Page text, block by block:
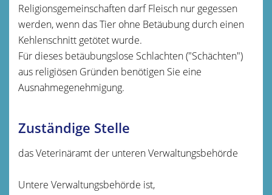
Religionsgemeinschaften darf Fleisch nur gegessen
werden, wenn das Tier ohne Betäubung durch einen
Kehlenschnitt getötet wurde.
Für dieses betäubungslose Schlachten ("Schächten")
aus religiösen Gründen benötigen Sie eine
Ausnahmegenehmigung.
Zuständige Stelle
das Veterinäramt der unteren Verwaltungsbehörde
Untere Verwaltungsbehörde ist,